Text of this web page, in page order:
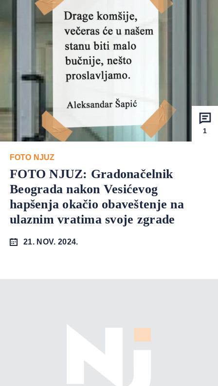
1
FOTO NJUZ
FOTO NJUZ: Gradonačelnik
Beograda nakon Vesićevog
hapšenja okačio obaveštenje na
ulaznim vratima svoje zgrade
21. NOV. 2024.